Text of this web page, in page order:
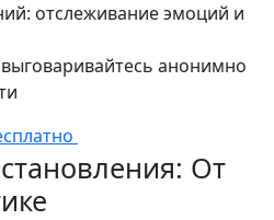
отслеживание эмоций и
анонимно
От